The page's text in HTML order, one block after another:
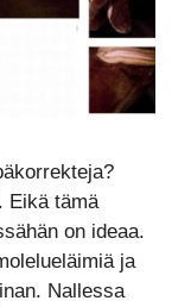
Eikä tämä
on ideaa.
ja
Nallessa